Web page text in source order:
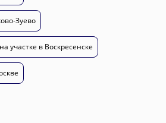
Зуево
участке в Воскресенске